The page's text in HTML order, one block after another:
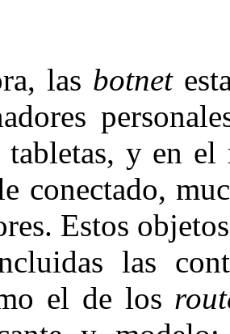
las botnet
tabletas, y en
conectado,
Estos
las
el de los